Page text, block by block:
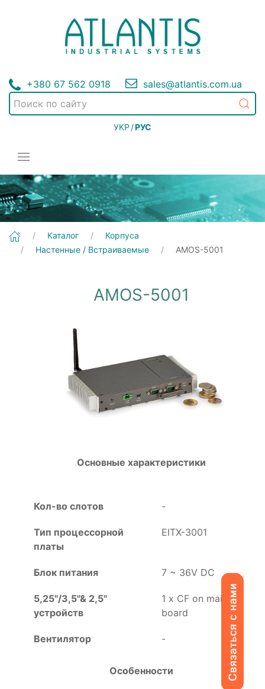
+380 67 562 0918 sales@atlantis.com.ua
УКР /РУС
Каталог
Корпуса
Настенные / Встраиваемые
AMOS-5001
AMOS-5001
Основные характеристики
Кол-во слотов -
Тип процессорной
платы
EITX-3001
Блок питания 7 ~ 36V DC
5,25"/3,5"& 2,5"
устройств
1 x CF on main
board
Вентилятор -
Особенности